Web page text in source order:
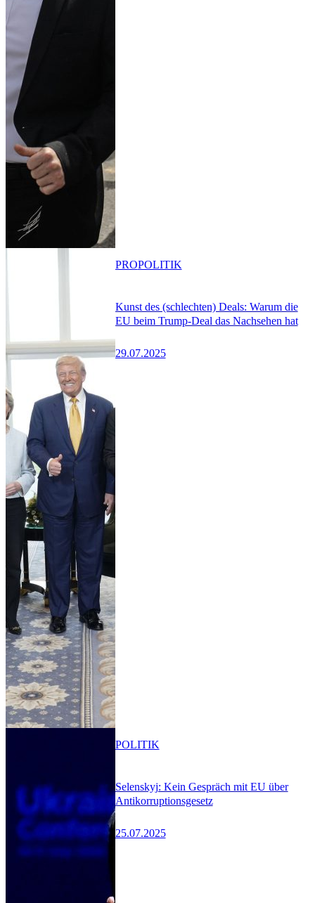
Kunst des (schlechten) Deals: Warum die
EU beim Trump-Deal das Nachsehen hat
29.07.2025
PROPOLITIK
Selenskyj: Kein Gespräch mit EU über
Antikorruptionsgesetz
25.07.2025
POLITIK